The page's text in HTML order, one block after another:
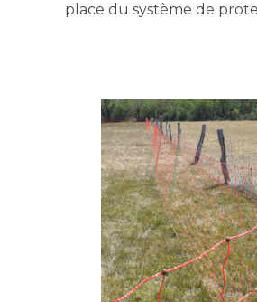
place du système de